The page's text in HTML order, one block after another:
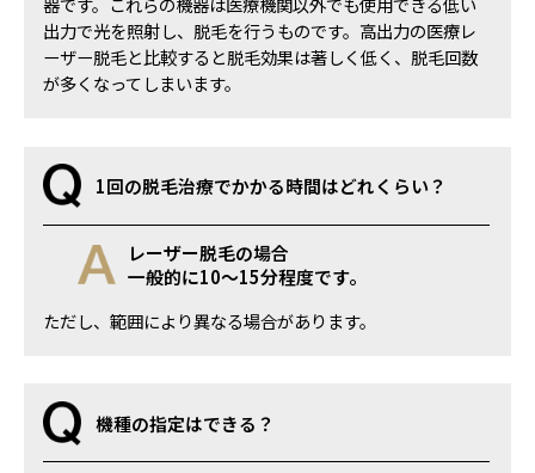
出力で光を照射し、脱毛を行うものです。高出力の医療レ
ーザー脱毛と比較すると脱毛効果は著しく低く、脱毛回数
が多くなってしまいます。
1回の脱毛治療でかかる時間はどれくらい？
レーザー脱毛の場合
一般的に10～15分程度です。
ただし、範囲により異なる場合があります。
機種の指定はできる？